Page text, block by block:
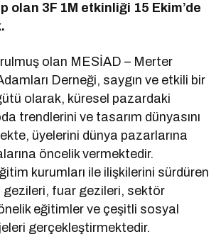
olan 3F 1M etkinliği 15 Ekim’de
olan MESİAD – Merter
Derneği, saygın ve etkili bir
olarak, küresel pazardaki
trendlerini ve tasarım dünyasını
üyelerini dünya pazarlarına
öncelik vermektedir.
kurumları ile ilişkilerini sürdüren
gezileri, fuar gezileri, sektör
eğitimler ve çeşitli sosyal
gerçekleştirmektedir.